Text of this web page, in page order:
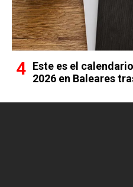
Este es el
2026 en Baleares